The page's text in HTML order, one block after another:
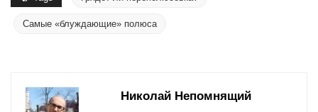
Самые «блуждающие» полюса
Николай Непомнящий